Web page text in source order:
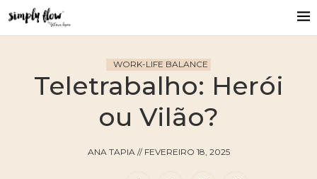
WORK-LIFE BALANCE
Teletrabalho: Herói
ou Vilão?
ANA TAPIA // FEVEREIRO 18, 2025